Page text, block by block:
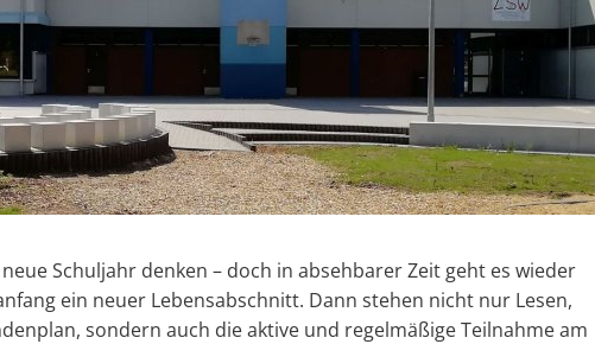
Schuljahr denken – doch in absehbarer Zeit geht es wieder
ein neuer Lebensabschnitt. Dann stehen nicht nur Lesen,
sondern auch die aktive und regelmäßige Teilnahme am